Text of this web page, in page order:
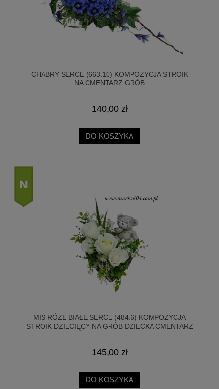
CHABRY SERCE (663.10) KOMPOZYCJA STROIK
NA CMENTARZ GRÓB
140,00 zł
DO KOSZYKA
MIŚ RÓŻE BIAŁE SERCE (484.6) KOMPOZYCJA
STROIK DZIECIĘCY NA GRÓB DZIECKA CMENTARZ
145,00 zł
DO KOSZYKA